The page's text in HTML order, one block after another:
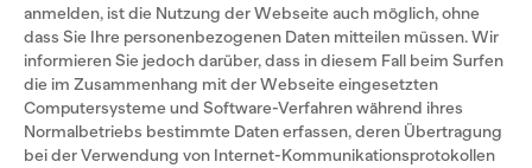
anmelden, ist die Nutzung der Webseite auch möglich, ohne
dass Sie Ihre personenbezogenen Daten mitteilen müssen. Wir
informieren Sie jedoch darüber, dass in diesem Fall beim Surfen
die im Zusammenhang mit der Webseite eingesetzten
Computersysteme und Software-Verfahren während ihres
Normalbetriebs bestimmte Daten erfassen, deren Übertragung
bei der Verwendung von Internet-Kommunikationsprotokollen